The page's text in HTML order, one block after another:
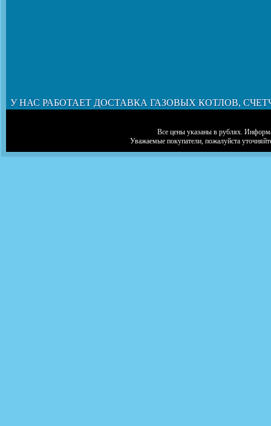
У НАС РАБОТАЕТ ДОСТАВКА ГАЗОВЫХ КОТЛОВ,
Все цены указаны в рублях.
Уважаемые покупатели, пожалуйста